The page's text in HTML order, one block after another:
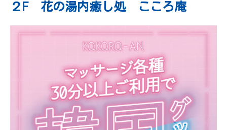
２F 花の湯内癒し処 こころ庵